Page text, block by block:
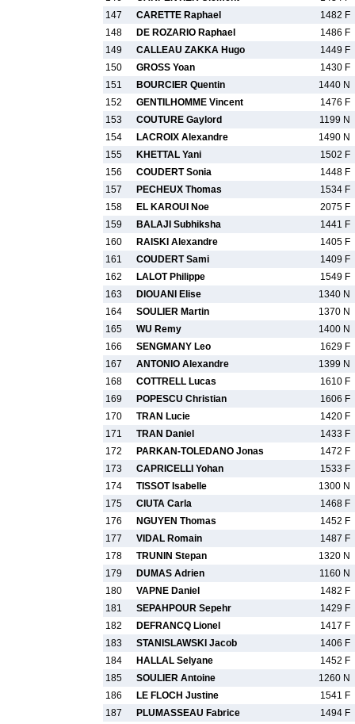
147
CARETTE Raphael 1482 F
148
DE ROZARIO Raphael 1486 F
149
CALLEAU ZAKKA Hugo 1449 F
150
GROSS Yoan
1430 F
151
BOURCIER Quentin 1440 N
152
GENTILHOMME Vincent 1476 F
153
COUTURE Gaylord 1199 N
154
LACROIX Alexandre 1490 N
155
KHETTAL Yani 1502 F
156
COUDERT Sonia
1448 F
157
PECHEUX Thomas 1534 F
158
EL KAROUI Noe 2075 F
159
BALAJI Subhiksha
1441 F
160
RAISKI Alexandre 1405 F
161
COUDERT Sami 1409 F
162
LALOT Philippe
1549 F
163
DIOUANI Elise
1340 N
164
SOULIER Martin
1370 N
165
WU Remy 1400 N
166
SENGMANY Leo 1629 F
167
ANTONIO Alexandre 1399 N
168
COTTRELL Lucas 1610 F
169
POPESCU Christian 1606 F
170
TRAN Lucie
1420 F
171
TRAN Daniel 1433 F
172
PARKAN-TOLEDANO Jonas 1472 F
173
CAPRICELLI Yohan 1533 F
174
TISSOT Isabelle
1300 N
175
CIUTA Carla
1468 F
176
NGUYEN Thomas 1452 F
177
VIDAL Romain 1487 F
178
TRUNIN Stepan 1320 N
179
DUMAS Adrien 1160 N
180
VAPNE Daniel
1482 F
181
SEPAHPOUR Sepehr 1429 F
182
DEFRANCQ Lionel
1417 F
183
STANISLAWSKI Jacob 1406 F
184
HALLAL Selyane 1452 F
185
SOULIER Antoine
1260 N
186
LE FLOCH Justine
1541 F
187
PLUMASSEAU Fabrice 1494 F